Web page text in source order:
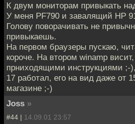
К двум мониторам привыкать
У меня PF790 и завалящий HP
Голову поворачивать не
привыкаешь.
На первом браузеры пускаю,
короче. На втором winamp
прниходящими инструкциями ;-
17 работал, его на вид даже от
магазине ;-)
Joss »
#44 | 14.09.01 23:57